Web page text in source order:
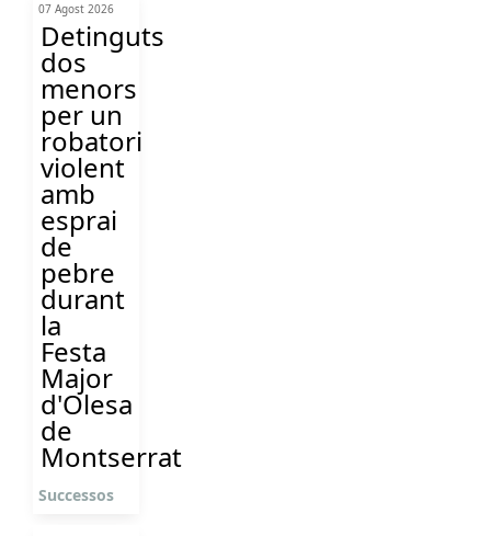
07 Agost 2026
Detinguts
dos
menors
per un
robatori
violent
amb
esprai
de
pebre
durant
la
Festa
Major
d'Olesa
de
Montserrat
Successos